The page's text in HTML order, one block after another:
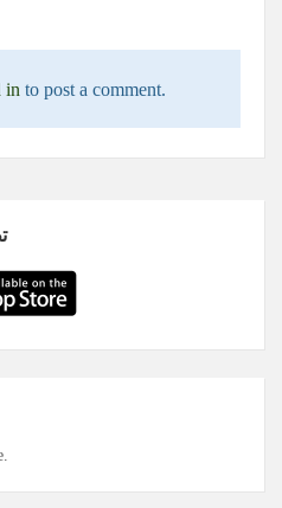
in to post a comment.